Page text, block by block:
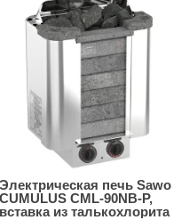
Электрическая печь Sawo
CUMULUS CML-90NB-P,
вставка из талькохлорита